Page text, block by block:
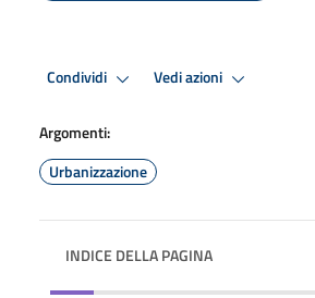
Condividi Vedi azioni
Argomenti:
Urbanizzazione
INDICE DELLA PAGINA